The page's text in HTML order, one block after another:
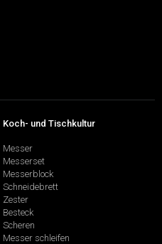
Koch- und Tischkultur
Messer
Messerset
Messerblock
Schneidebrett
Zester
Besteck
Scheren
Messer schleifen